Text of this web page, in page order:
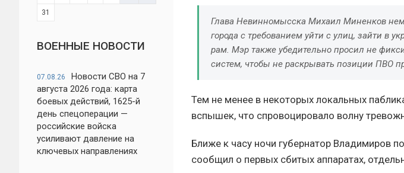
31
ВОЕННЫЕ НОВОСТИ
07.08.26
Новости СВО на 7
августа 2026 года: карта
боевых действий, 1625-й
день спецоперации —
российские войска
усиливают давление на
ключевых направлениях
Глава Невинномысска Михаил Миненков
города с требованием уйти с улиц, зайти в
рам. Мэр также убедительно просил не
систем, чтобы не раскрывать позиции ПВО
Тем не менее в некоторых локальных
вспышек, что спровоцировало волну
Ближе к часу ночи губернатор Владимиров
сообщил о первых сбитых аппаратах,